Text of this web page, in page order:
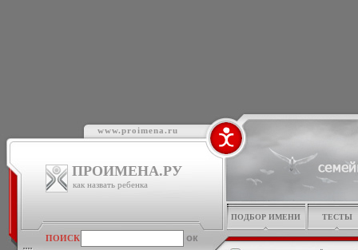
www.proimena.ru
ПРОИМЕНА.РУ
как назвать ребенка
ПОИСК
ПОДБОР ИМЕНИ ТЕСТЫ